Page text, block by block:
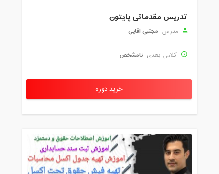
تدریس مقدماتی پایتون
مدرس: مجتبی اقایی
کلاس بعدی: نامشخص
خرید دوره